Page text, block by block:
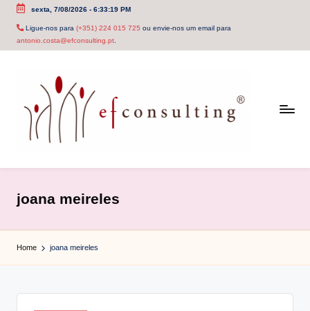
Skip
sexta, 7/08/2026- 6:33:19 PM
Ligue-nos para (+351) 224 015 725 ou envie-nos um email para
antonio.costa@efconsulting.pt.
c
o
n
u
joana meireles
Home joana meireles